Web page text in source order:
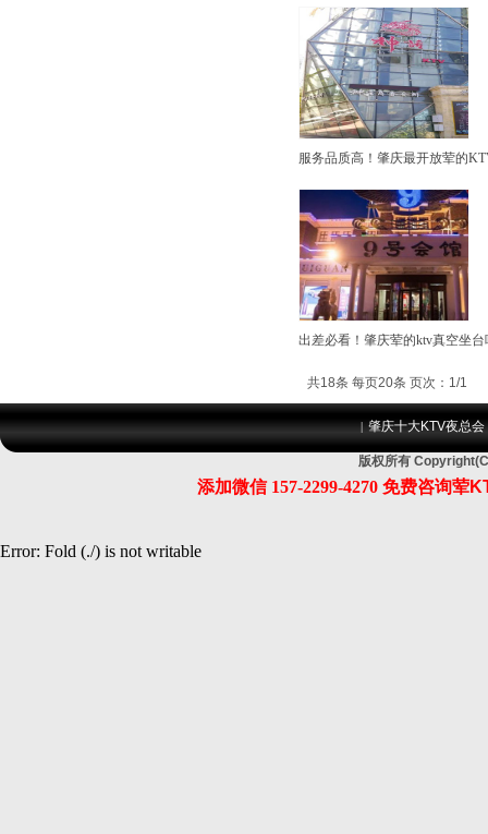
服务品质高！肇庆最开放荤的
出差必看！肇庆荤的ktv真空坐
共18条 每页20条 页次：1/1
|肇庆十大KTV夜总会
版权所有
添加微信 157-2299-4270免费咨询荤
Error: Fold (./) is not writable